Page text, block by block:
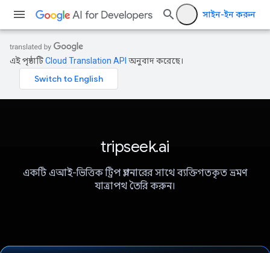
সাইন-ইন করুন
এই পৃষ্ঠাটিCloud Translation API অনুবাদ করেছে।
tripseek.ai
একটি এআই-ভিত্তিক ট্রিপ প্ল্যানারের সাথে ব্যক্তিগতকৃত ভ্রমণ
যাত্রাপথ তৈরি করুন।